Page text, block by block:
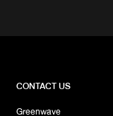
บัตรแฟนตัวยงเท่านั้
ต้องแจ้งให้ทราบล่ว
CONTACT US
Greenwave